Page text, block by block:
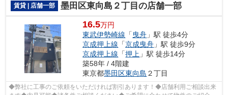
賃貸 | 店舗一部 墨田区東向島２丁目の店舗一部
16.5万円
東武伊勢崎線 「 曳舟 」駅 徒歩4分
京成押上線 「京成曳舟 」駅 徒歩9分
京成押上線 「押上 」駅 徒歩14分
築58年 / 4階建
東京都墨田区東向島 ２丁目
◆弊社に工事のご依頼をいただければ割引あります！◆店舗利用ご相談出来